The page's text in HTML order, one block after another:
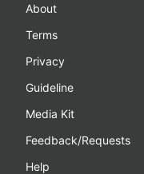
About
Terms
Privacy
Guideline
Media Kit
Feedback/Requests
Help